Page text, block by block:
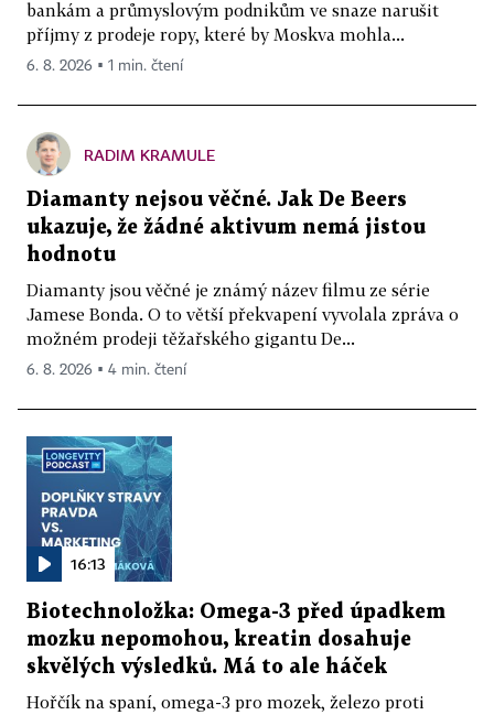
bankám a průmyslovým podnikům ve snaze narušit
příjmy z prodeje ropy, které by Moskva mohla...
6. 8. 2026 ▪ 1 min. čtení
RADIM KRAMULE
Diamanty nejsou věčné. Jak De Beers
ukazuje, že žádné aktivum nemá jistou
hodnotu
Diamanty jsou věčné je známý název filmu ze série
Jamese Bonda. O to větší překvapení vyvolala zpráva o
možném prodeji těžařského gigantu De...
6. 8. 2026 ▪ 4 min. čtení
16:13
Biotechnoložka: Omega-3 před úpadkem
mozku nepomohou, kreatin dosahuje
skvělých výsledků. Má to ale háček
Hořčík na spaní, omega-3 pro mozek, železo proti